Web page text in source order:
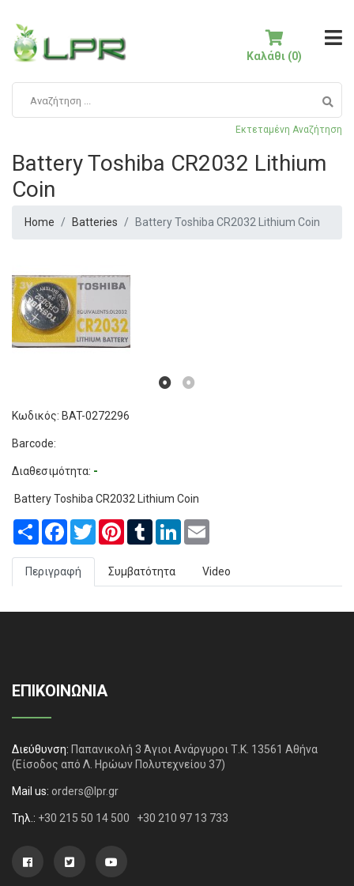
Εκτεταμένη Αναζήτηση
Καλάθι (0)
Battery Toshiba CR2032 Lithium
Coin
Home Batteries Battery Toshiba CR2032 Lithium Coin
Κωδικός: BAT-0272296
Barcode:
Διαθεσιμότητα: -
Battery Toshiba CR2032 Lithium Coin
Share Facebook
TwitterPinterestTumblrLinkedIn
Περιγραφή Συμβατότητα Video
ΕΠΙΚΟΙΝΩΝΙΑ
Διεύθυνση: Παπανικολή 3 Άγιοι Ανάργυροι Τ.Κ. 13561 Αθήνα
(Είσοδος από Λ. Ηρώων Πολυτεχνείου 37)
Mail us: orders@lpr.gr
Τηλ.: +30 215 50 14 500 +30 210 97 13 733